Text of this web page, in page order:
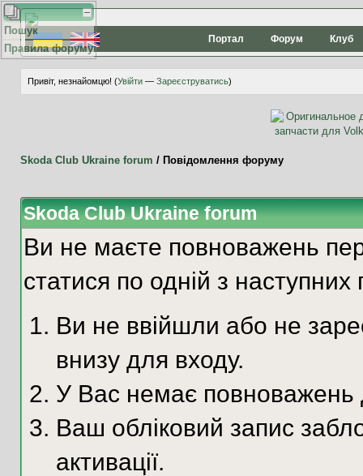
Портал Форум Клуб
Привіт, незнайомцю! (Увійти— Зареєструватись)
Skoda Club Ukraine forum / Повідомлення форуму
Пошук
Правила форуму
Skoda Club Ukraine forum
Ви не маєте повноважень
статися по одній з наступних
Ви не ввійшли або не
внизу для входу.
У Вас немає повноважень
Ваш обліковий запис
активації.